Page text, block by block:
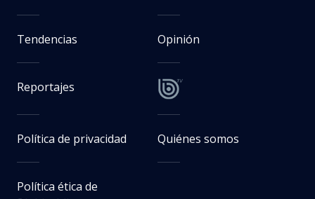
Tendencias Opinión
Reportajes
Política de privacidad Quiénes somos
Política ética de